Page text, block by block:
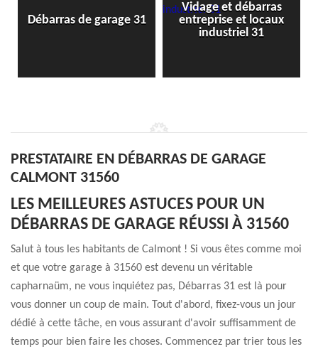
Débarras de garage 31
Vidage et débarras
entreprise et locaux
industriel 31
PRESTATAIRE EN DÉBARRAS DE GARAGE
CALMONT 31560
LES MEILLEURES ASTUCES POUR UN
DÉBARRAS DE GARAGE RÉUSSI À 31560
Salut à tous les habitants de Calmont ! Si vous êtes comme moi
et que votre garage à 31560 est devenu un véritable
capharnaüm, ne vous inquiétez pas, Débarras 31 est là pour
vous donner un coup de main. Tout d'abord, fixez-vous un jour
dédié à cette tâche, en vous assurant d'avoir suffisamment de
temps pour bien faire les choses. Commencez par trier tous les